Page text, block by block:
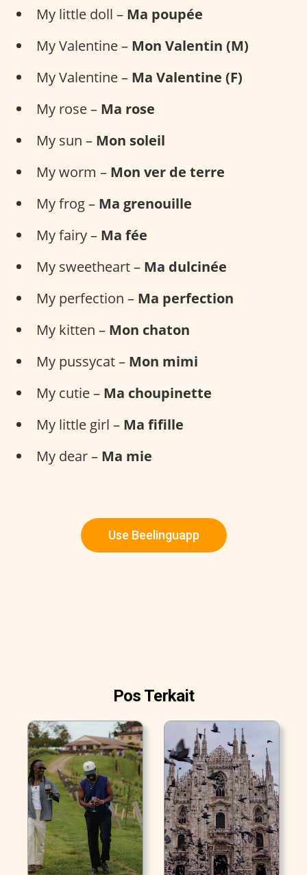
My little doll – Ma poupée
My Valentine – Mon Valentin (M)
My Valentine – Ma Valentine (F)
My rose – Ma rose
My sun – Mon soleil
My worm – Mon ver de terre
My frog – Ma grenouille
My fairy – Ma fée
My sweetheart – Ma dulcinée
My perfection – Ma perfection
My kitten – Mon chaton
My pussycat – Mon mimi
My cutie – Ma choupinette
My little girl – Ma fifille
My dear – Ma mie
Use Beelinguapp
Pos Terkait